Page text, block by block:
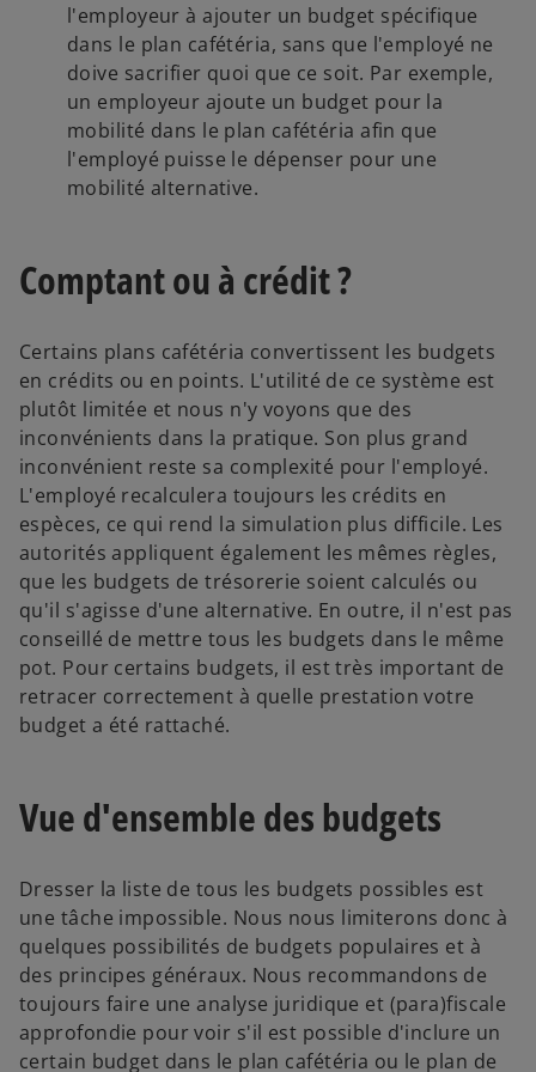
l'employeur à ajouter un budget spécifique
dans le plan cafétéria, sans que l'employé ne
doive sacrifier quoi que ce soit. Par exemple,
un employeur ajoute un budget pour la
mobilité dans le plan cafétéria afin que
l'employé puisse le dépenser pour une
mobilité alternative.
Comptant ou à crédit ?
Certains plans cafétéria convertissent les budgets
en crédits ou en points. L'utilité de ce système est
plutôt limitée et nous n'y voyons que des
inconvénients dans la pratique. Son plus grand
inconvénient reste sa complexité pour l'employé.
L'employé recalculera toujours les crédits en
espèces, ce qui rend la simulation plus difficile. Les
autorités appliquent également les mêmes règles,
que les budgets de trésorerie soient calculés ou
qu'il s'agisse d'une alternative. En outre, il n'est pas
conseillé de mettre tous les budgets dans le même
pot. Pour certains budgets, il est très important de
retracer correctement à quelle prestation votre
budget a été rattaché.
Vue d'ensemble des budgets
Dresser la liste de tous les budgets possibles est
une tâche impossible. Nous nous limiterons donc à
quelques possibilités de budgets populaires et à
des principes généraux. Nous recommandons de
toujours faire une analyse juridique et (para)fiscale
approfondie pour voir s'il est possible d'inclure un
certain budget dans le plan cafétéria ou le plan de